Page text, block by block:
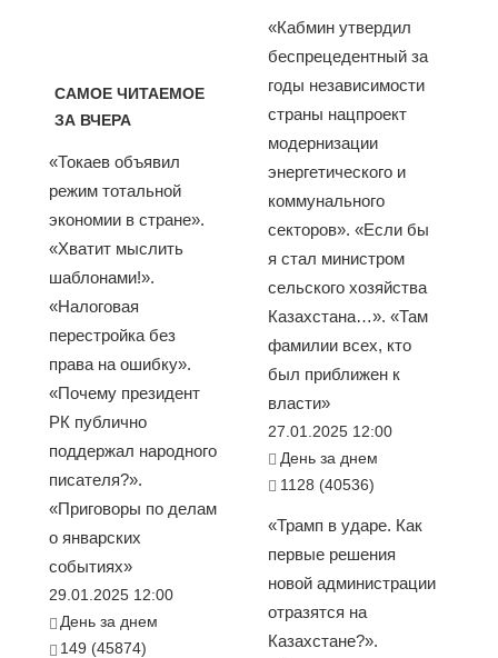
САМОЕ ЧИТАЕМОЕ
ЗА ВЧЕРА
«Токаев объявил
режим тотальной
экономии в стране».
«Хватит мыслить
шаблонами!».
«Налоговая
перестройка без
права на ошибку».
«Почему президент
РК публично
поддержал народного
писателя?».
«Приговоры по делам
о январских
событиях»
29.01.2025 12:00
День за днем
149 (45874)
«Кабмин утвердил
беспрецедентный за
годы независимости
страны нацпроект
модернизации
энергетического и
коммунального
секторов». «Если бы
я стал министром
сельского хозяйства
Казахстана…». «Там
фамилии всех, кто
был приближен к
власти»
27.01.2025 12:00
День за днем
1128 (40536)
«Трамп в ударе. Как
первые решения
новой администрации
отразятся на
Казахстане?».